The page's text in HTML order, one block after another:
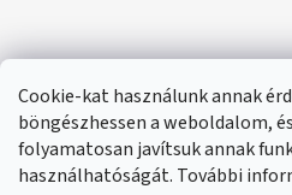
Cookie-kat használunk annak
böngészhessen a weboldalom,
folyamatosan javítsuk annak
használhatóságát. További